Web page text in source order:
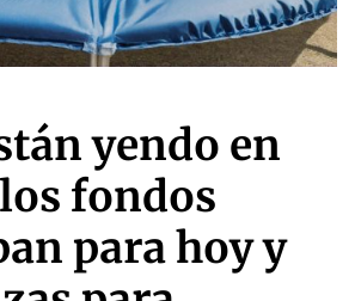
yendo en
fondos
para hoy y